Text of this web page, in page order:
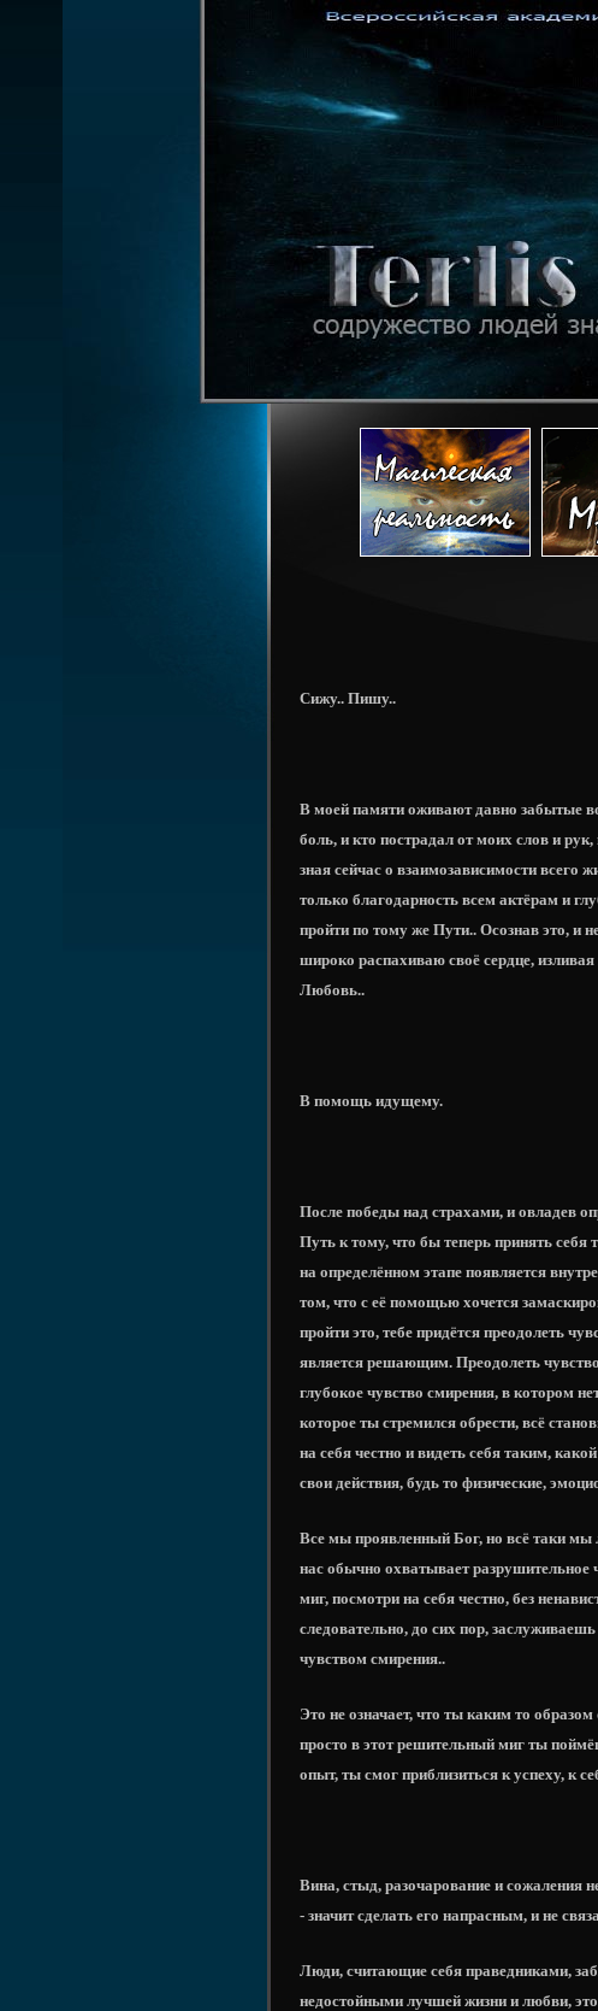
Сижу.. Пишу..
В моей памяти оживают давно забытые
боль, и кто пострадал от моих слов и
зная сейчас о взаимозависимости всего
только благодарность всем актёрам и
пройти по тому же Пути.. Осознав это, и
широко распахиваю своё сердце,
Любовь..
В помощь идущему.
После победы над страхами, и овладев
Путь к тому, что бы теперь принять
на определённом этапе появляется
том, что с её помощью хочется
пройти это, тебе придётся преодолеть
является решающим. Преодолеть
глубокое чувство смирения, в котором
которое ты стремился обрести, всё
на себя честно и видеть себя таким,
свои действия, будь то физические,
Все мы проявленный Бог, но всё таки мы
нас обычно охватывает разрушительное
миг, посмотри на себя честно, без
следовательно, до сих пор,
чувством смирения..
Это не означает, что ты каким то
просто в этот решительный миг ты
опыт, ты смог приблизиться к успеху, к
Вина, стыд, разочарование и сожаления
- значит сделать его напрасным, и не
Люди, считающие себя праведниками,
недостойными лучшей жизни и любви,